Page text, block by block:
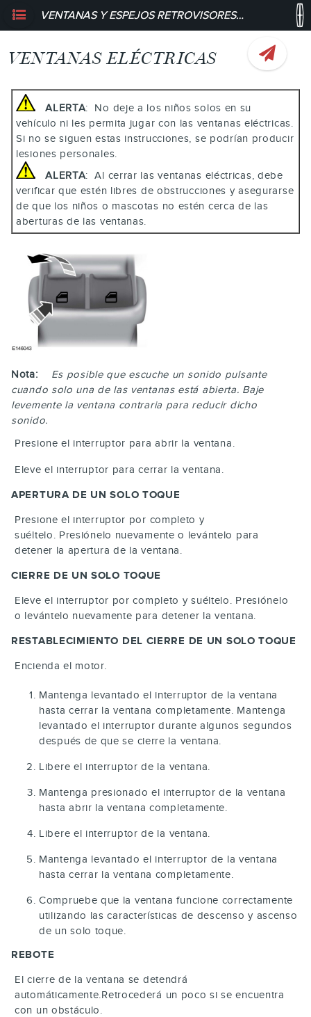
VENTANAS Y ESPEJOS RETROVISORES - VENTANAS ELÉCTRICAS
VENTANAS ELÉCTRICAS
ALERTA: No deje a los niños solos en su
vehículo ni les permita jugar con las ventanas eléctricas.
Si no se siguen estas instrucciones, se podrían producir
lesiones personales.
ALERTA: Al cerrar las ventanas eléctricas, debe
verificar que estén libres de obstrucciones y asegurarse
de que los niños o mascotas no estén cerca de las
aberturas de las ventanas.
Nota:
Es posible que escuche un sonido pulsante
cuando solo una de las ventanas está abierta. Baje
levemente la ventana contraria para reducir dicho
sonido.
Presione el interruptor para abrir la ventana.
Eleve el interruptor para cerrar la ventana.
APERTURA DE UN SOLO TOQUE
Presione el interruptor por completo y
suéltelo. Presiónelo nuevamente o levántelo para
detener la apertura de la ventana.
CIERRE DE UN SOLO TOQUE
Eleve el interruptor por completo y suéltelo. Presiónelo
o levántelo nuevamente para detener la ventana.
RESTABLECIMIENTO DEL CIERRE DE UN SOLO TOQUE
Encienda el motor.
Mantenga levantado el interruptor de la ventana
hasta cerrar la ventana completamente. Mantenga
levantado el interruptor durante algunos segundos
después de que se cierre la ventana.
Libere el interruptor de la ventana.
Mantenga presionado el interruptor de la ventana
hasta abrir la ventana completamente.
Libere el interruptor de la ventana.
Mantenga levantado el interruptor de la ventana
hasta cerrar la ventana completamente.
Compruebe que la ventana funcione correctamente
utilizando las características de descenso y ascenso
de un solo toque.
REBOTE
El cierre de la ventana se detendrá
automáticamente.Retrocederá un poco si se encuentra
con un obstáculo.